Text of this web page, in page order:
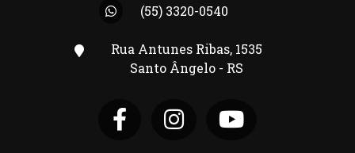
(55) 3320-0540
Rua Antunes Ribas, 1535
Santo Ângelo - RS